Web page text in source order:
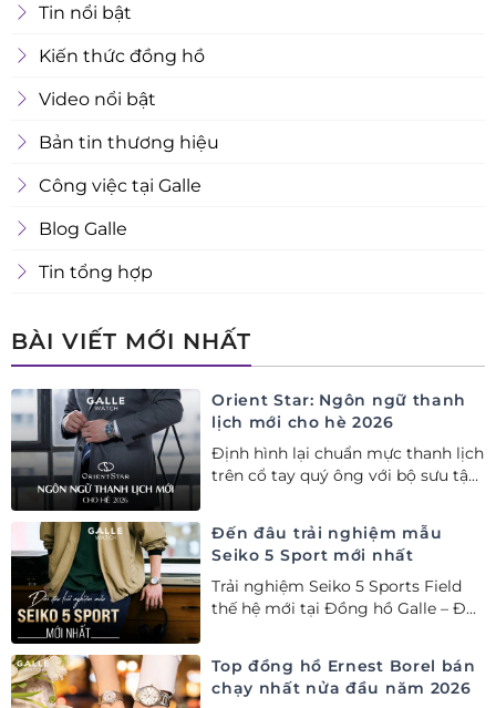
Tin nổi bật
Kiến thức đồng hồ
Video nổi bật
Bản tin thương hiệu
Công việc tại Galle
Blog Galle
Tin tổng hợp
BÀI VIẾT MỚI NHẤT
Orient Star: Ngôn ngữ thanh
lịch mới cho hè 2026
Định hình lại chuẩn mực thanh lịch
trên cổ tay quý ông với bộ sưu tập
Đến đâu trải nghiệm mẫu
Seiko 5 Sport mới nhất
Trải nghiệm Seiko 5 Sports Field
thế hệ mới tại Đồng hồ Galle – Đại
Top đồng hồ Ernest Borel bán
chạy nhất nửa đầu năm 2026